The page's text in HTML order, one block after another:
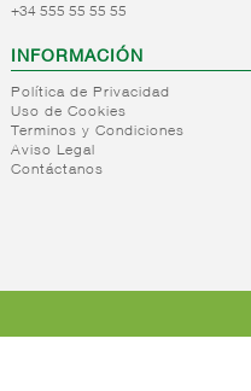
+34 555 55 55 55
INFORMACIÓN
Política de Privacidad
Uso de Cookies
Terminos y Condiciones
Aviso Legal
Contáctanos